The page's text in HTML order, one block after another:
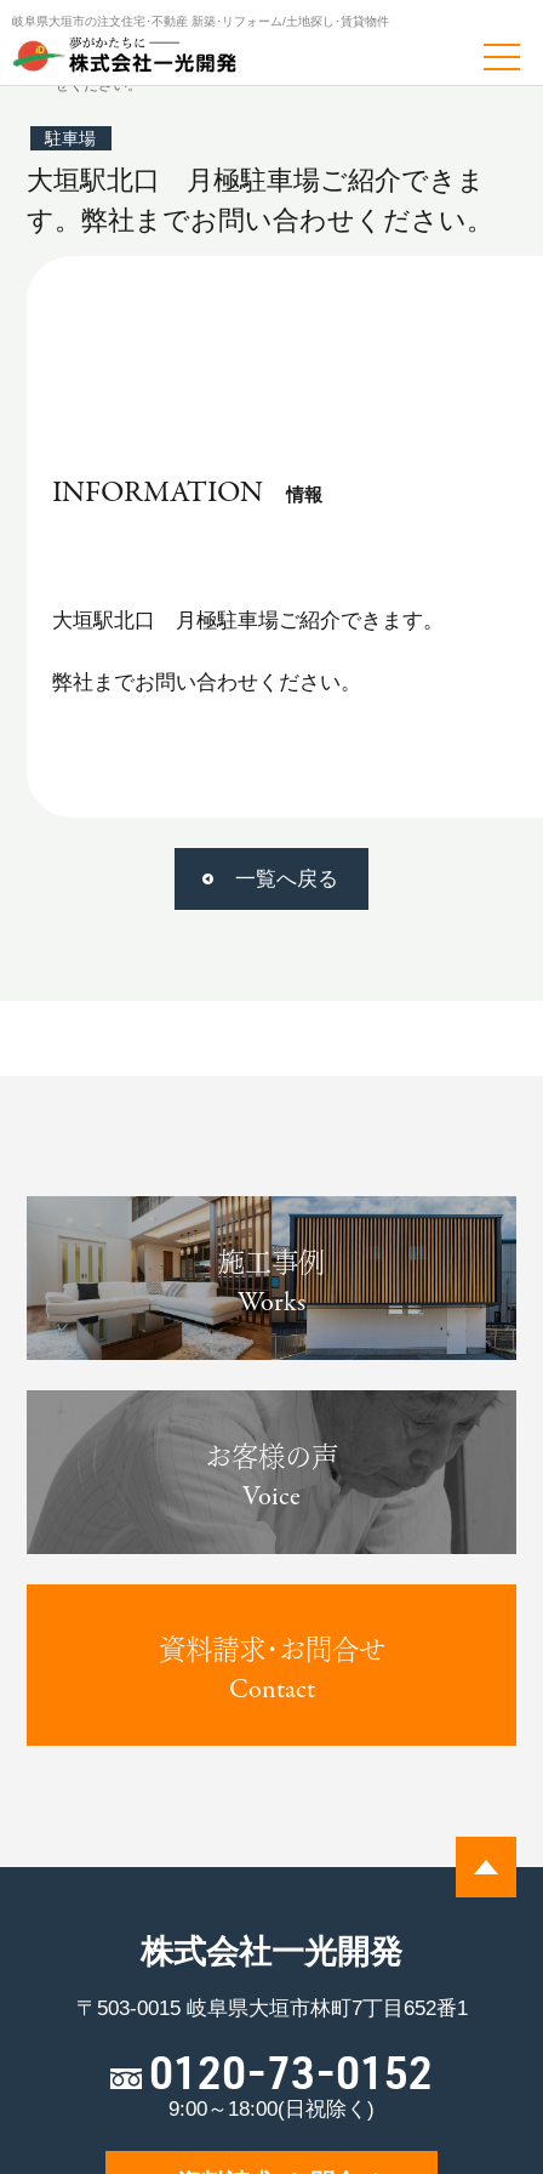
岐阜県大垣市の注文住宅･不動産 新築･リフォーム/土地探し･賃貸物件
トップページ
土地分譲・売買・賃貸
大垣駅北口 月極駐車場ご紹介できます。弊社までお問い合わ
せください。
駐車場
大垣駅北口 月極駐車場ご紹介できま
す。弊社までお問い合わせください。
INFORMATION 情報
大垣駅北口 月極駐車場ご紹介できます。
弊社までお問い合わせください。
一覧へ戻る
施工事例
Works
お客様の声
Voice
資料請求･お問合せ
Contact
株式会社一光開発
〒503-0015 岐阜県大垣市林町7丁目652番1
0120-73-0152
9:00～18:00(日祝除く)